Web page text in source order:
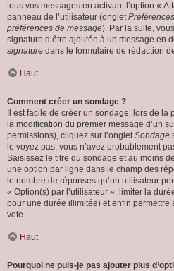
tous vos messages en activant l’option «
panneau de l’utilisateur (onglet
préférences de message). Par la suite,
signature d’être ajoutée à un message en
signature dans le formulaire de rédaction
Haut
Comment créer un sondage ?
Il est facile de créer un sondage, lors de
la modification du premier message d’un
permissions), cliquez sur l’ongletSondage
le voyez pas, vous n’avez probablement
Saisissez le titre du sondage et au moins
une option par ligne dans le champ des
le nombre de réponses qu’un utilisateur
« Option(s) par l’utilisateur », limiter la
pour une durée illimitée) et enfin
vote.
Haut
Pourquoi ne puis-je pas ajouter plus